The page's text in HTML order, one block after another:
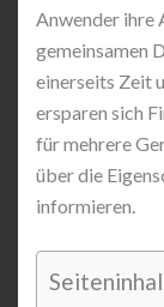
Anwender ihre
gemeinsamen
einerseits Zeit
ersparen sich
für mehrere
über die
informieren.